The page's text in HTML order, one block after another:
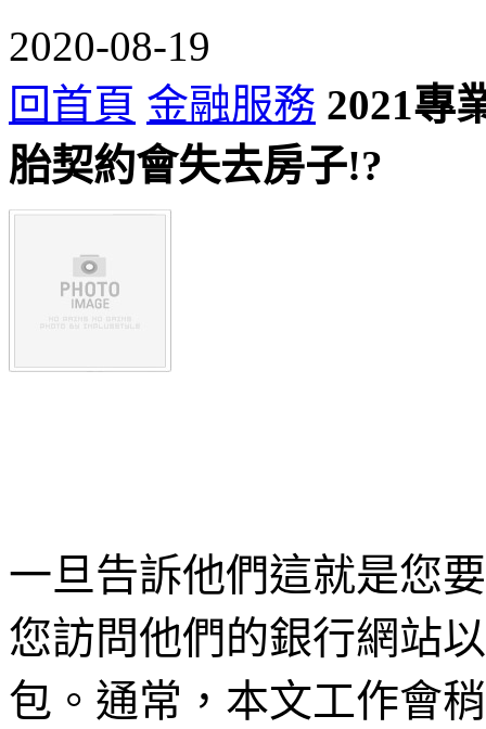
2020-08-19
回首頁 金融服務 2021專
胎契約會失去房子!?
一旦告訴他們這就是您
您訪問他們的銀行網站
包。通常，本文工作會